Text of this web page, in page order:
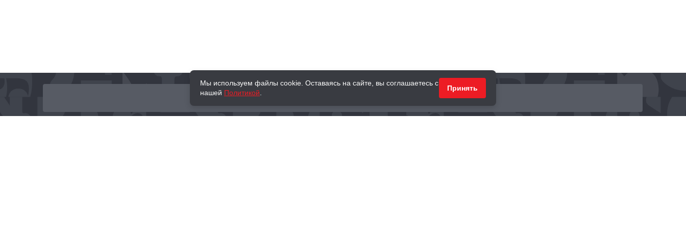
КНИГИ ПОДАРКИ
Мы используем файлы cookie. Оставаясь на сайте, вы соглашаетесь с
нашей Политикой
Принять